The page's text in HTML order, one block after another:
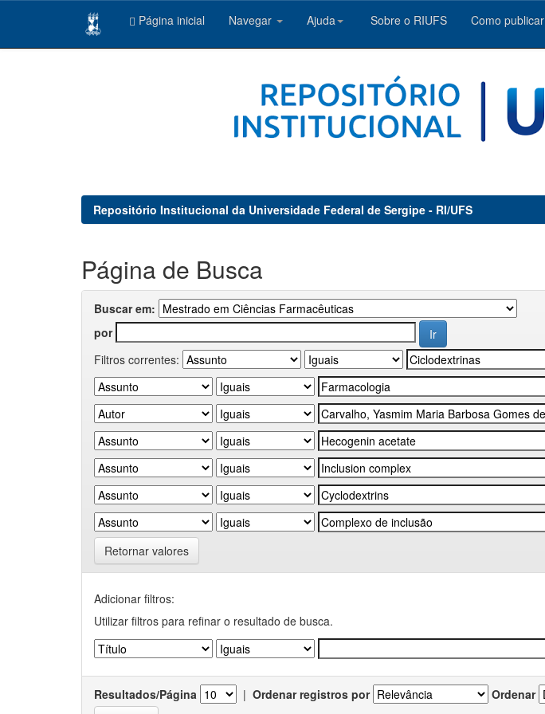
Página inicial Navegar Ajuda Sobre o RIUFS Como publicar
Repositório Institucional da Universidade Federal de Sergipe - RI/UFS
Página de Busca
Buscar em:
por
Filtros correntes:
Retornar valores
Adicionar filtros:
Utilizar filtros para refinar o resultado de busca.
Resultados/Página | Ordenar registros por Ordenar